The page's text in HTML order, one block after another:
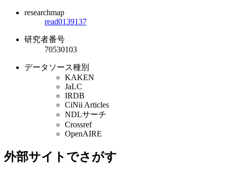
researchmap
read0139137
研究者番号
70530103
データソース種別
KAKEN
JaLC
IRDB
CiNii Articles
NDLサーチ
Crossref
OpenAIRE
外部サイトでさがす